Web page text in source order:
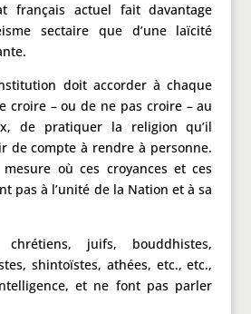
français actuel fait davantage
sectaire que d’une laïcité
doit accorder à chaque
croire – ou de ne pas croire – au
de pratiquer la religion qu’il
de compte à rendre à personne.
où ces croyances et ces
pas à l’unité de la Nation et à sa
juifs, bouddhistes,
shintoïstes, athées, etc., etc.,
et ne font pas parler